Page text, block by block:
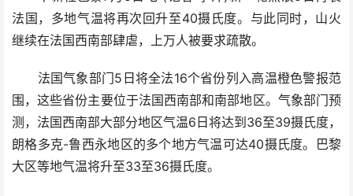
法国，多地气温将再次回升至40摄氏度。与此同时，山火
继续在法国西南部肆虐，上万人被要求疏散。
法国气象部门5日将全法16个省份列入高温橙色警报范
围，这些省份主要位于法国西南部和南部地区。气象部门预
测，法国西南部大部分地区气温6日将达到36至39摄氏度，
朗格多克-鲁西永地区的多个地方气温可达40摄氏度。巴黎
大区等地气温将升至33至36摄氏度。
新一轮热浪再袭法国多地 山火肆
虐上万人疏散